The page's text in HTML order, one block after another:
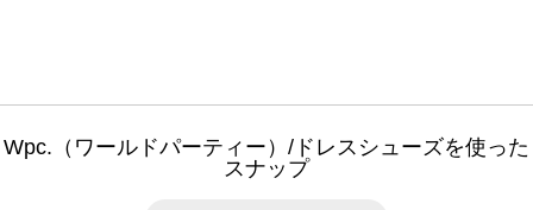
Wpc.（ワールドパーティー）/ドレスシューズを使った
スナップ